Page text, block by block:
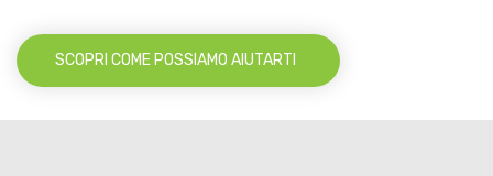
SCOPRI COME POSSIAMO AIUTARTI